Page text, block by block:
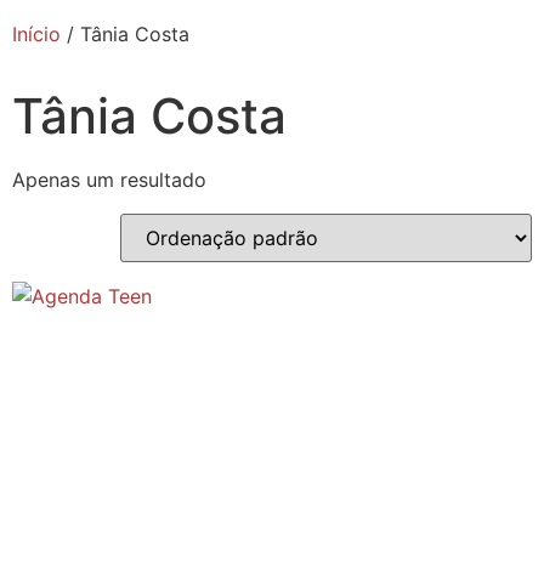
Início / Tânia Costa
Tânia Costa
Apenas um resultado